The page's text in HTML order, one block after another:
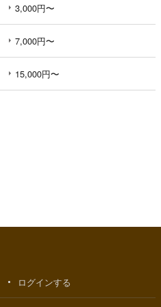
3,000円〜
7,000円〜
15,000円〜
ログインする